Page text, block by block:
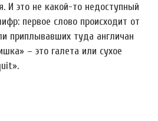
И это не какой-то недоступный
первое слово происходит от
приплывавших туда англичан
– это галета или сухое